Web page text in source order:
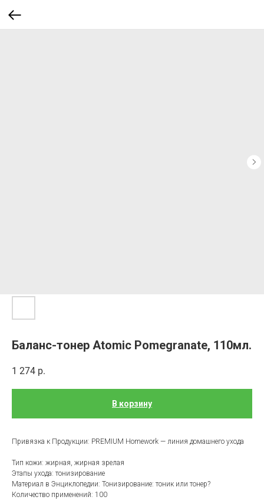
Баланс-тонер Atomic Pomegranate, 110мл.
1 274 р.
В корзину
Привязка к Продукции: PREMIUM Homework — линия домашнего ухода
Тип кожи: жирная, жирная зрелая
Этапы ухода: тонизирование
Материал в Энциклопедии: Тонизирование: тоник или тонер?
Количество применений: 100